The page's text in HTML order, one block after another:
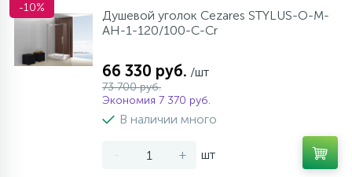
-10%
Душевой уголок Cezares STYLUS-O-M-
AH-1-120/100-C-Cr
66 330 руб. /шт
73 700 руб.
Экономия 7 370 руб.
В наличии много
- + шт